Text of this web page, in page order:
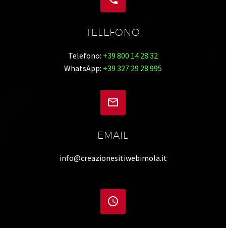
TELEFONO
Telefono: +39 800 14 28 32
WhatsApp: +39 327 29 28 995


EMAIL
info@creazionesitiwebimola.it

